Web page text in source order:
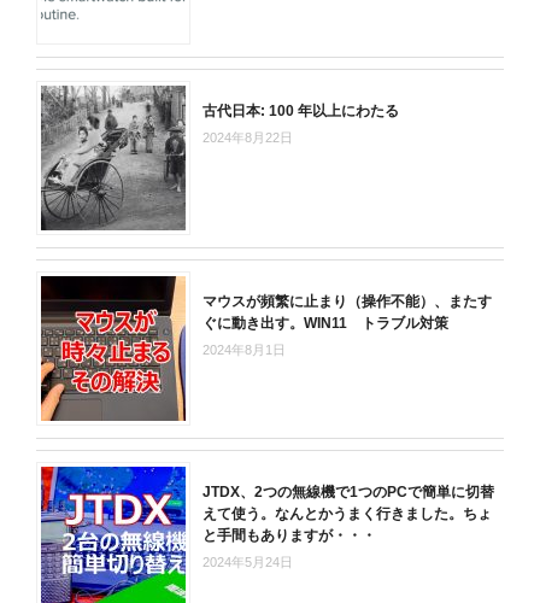
古代日本: 100 年以上にわたる
2024年8月22日
マウスが頻繁に止まり（操作不能）、またす
ぐに動き出す。WIN11 トラブル対策
2024年8月1日
JTDX、2つの無線機で1つのPCで簡単に切替
えて使う。なんとかうまく行きました。ちょ
と手間もありますが・・・
2024年5月24日